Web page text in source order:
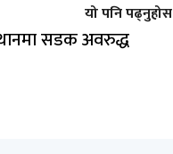
यो पनि पढ्नुहोस
सडक अवरुद्ध